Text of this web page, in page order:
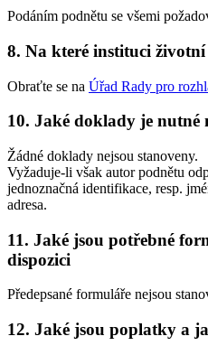
Podáním podnětu se všemi
8. Na které instituci
Obraťte se na Úřad Rady pro
10. Jaké doklady je nutné
Žádné doklady nejsou stanoveny.
Vyžaduje-li však autor podnětu
jednoznačná identifikace, resp.
adresa.
11. Jaké jsou potřebné
dispozici
Předepsané formuláře nejsou
12. Jaké jsou poplatky a